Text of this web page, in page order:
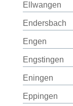
Ellwangen
Endersbach
Engen
Engstingen
Eningen
Eppingen